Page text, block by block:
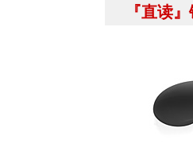
『直读